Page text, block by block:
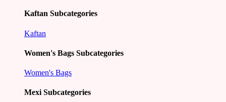
Kaftan Subcategories
Kaftan
Women's Bags Subcategories
Women's Bags
Mexi Subcategories